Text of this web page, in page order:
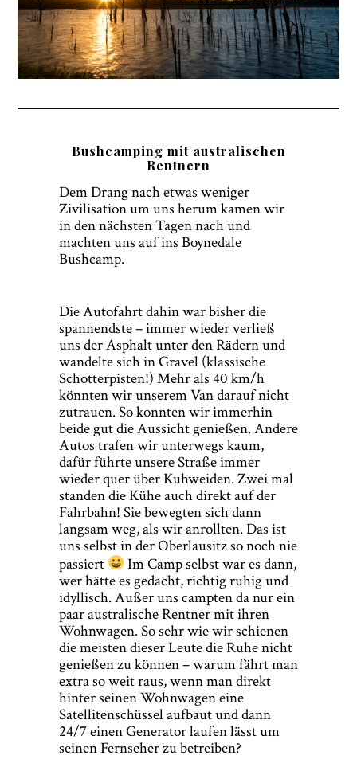
Bushcamping mit australischen
Rentnern
Dem Drang nach etwas weniger
Zivilisation um uns herum kamen wir
in den nächsten Tagen nach und
machten uns auf ins Boynedale
Bushcamp.
Die Autofahrt dahin war bisher die
spannendste – immer wieder verließ
uns der Asphalt unter den Rädern und
wandelte sich in Gravel (klassische
Schotterpisten!) Mehr als 40 km/h
könnten wir unserem Van darauf nicht
zutrauen. So konnten wir immerhin
beide gut die Aussicht genießen. Andere
Autos trafen wir unterwegs kaum,
dafür führte unsere Straße immer
wieder quer über Kuhweiden. Zwei mal
standen die Kühe auch direkt auf der
Fahrbahn! Sie bewegten sich dann
langsam weg, als wir anrollten. Das ist
uns selbst in der Oberlausitz so noch nie
passiert
Im Camp selbst war es dann,
wer hätte es gedacht, richtig ruhig und
idyllisch. Außer uns campten da nur ein
paar australische Rentner mit ihren
Wohnwagen. So sehr wie wir schienen
die meisten dieser Leute die Ruhe nicht
genießen zu können – warum fährt man
extra so weit raus, wenn man direkt
hinter seinen Wohnwagen eine
Satellitenschüssel aufbaut und dann
24/7 einen Generator laufen lässt um
seinen Fernseher zu betreiben?